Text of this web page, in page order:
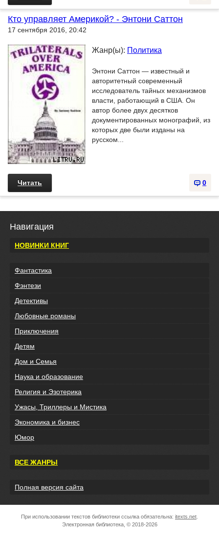
Кто управляет Америкой? - Энтони Саттон
17 сентября 2016, 20:42
Жанр(ы): Политика
Энтони Саттон — известный и
авторитетный современный
исследователь тайных механизмов
власти, работающий в США. Он
автор более двух десятков
документированных монографий, из
которых две были изданы на
русском...
0
Читать
Навигация
НОВИНКИ КНИГ
Фантастика
Фэнтези
Детективы
Любовные романы
Приключения
Детям
Дом и Семья
Наука и образование
Религия и Эзотерика
Ужасы, Триллеры и Мистика
Экономика и бизнес
Юмор
ВСЕ ЖАНРЫ
Полная версия сайта
При использовании текстов библиотеки ссылка обязательна: itexts.net
Электронная библиотека, © 2018-2026